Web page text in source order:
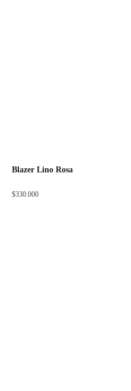
Blazer Lino Rosa
$330.000